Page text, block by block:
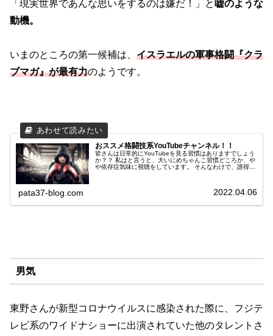
「現実世界であんな思いをするのは嫌だ！」と 嘘のような
動機。
いまのところの第一候補は、 イスラエルの軍事格闘『クラ
ブマガ』が最有力のようです。
おススメ格闘技系YouTubeチャンネル！！
皆さんは日常的にYouTubeを見る習慣はありますでしょう
か？？ 私はと言うと、大いにめちゃんこ習慣どころか、や
や依存症気味に視聴をしています。 そんなわけで、誰得な
pata37-blog.com 2022.04.06
男気
東野さんが新型コロナウイルスに感染された際に、フジテ
レビ系のワイドナショーに出演されていた他のタレントさ